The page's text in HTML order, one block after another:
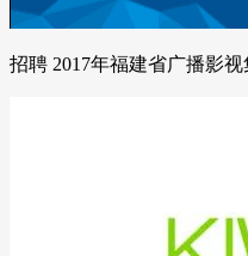
招聘 2017年福建省广播影